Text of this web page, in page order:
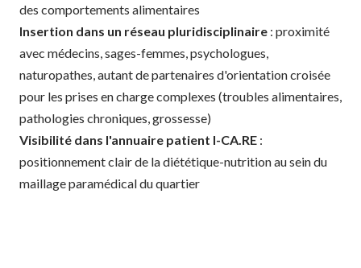
des comportements alimentaires
Insertion dans un réseau pluridisciplinaire : proximité
avec médecins, sages-femmes, psychologues,
naturopathes, autant de partenaires d'orientation croisée
pour les prises en charge complexes (troubles alimentaires,
pathologies chroniques, grossesse)
Visibilité dans l'annuaire patient I-CA.RE :
positionnement clair de la diététique-nutrition au sein du
maillage paramédical du quartier